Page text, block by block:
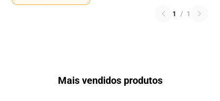
1 / 1
Mais vendidos produtos